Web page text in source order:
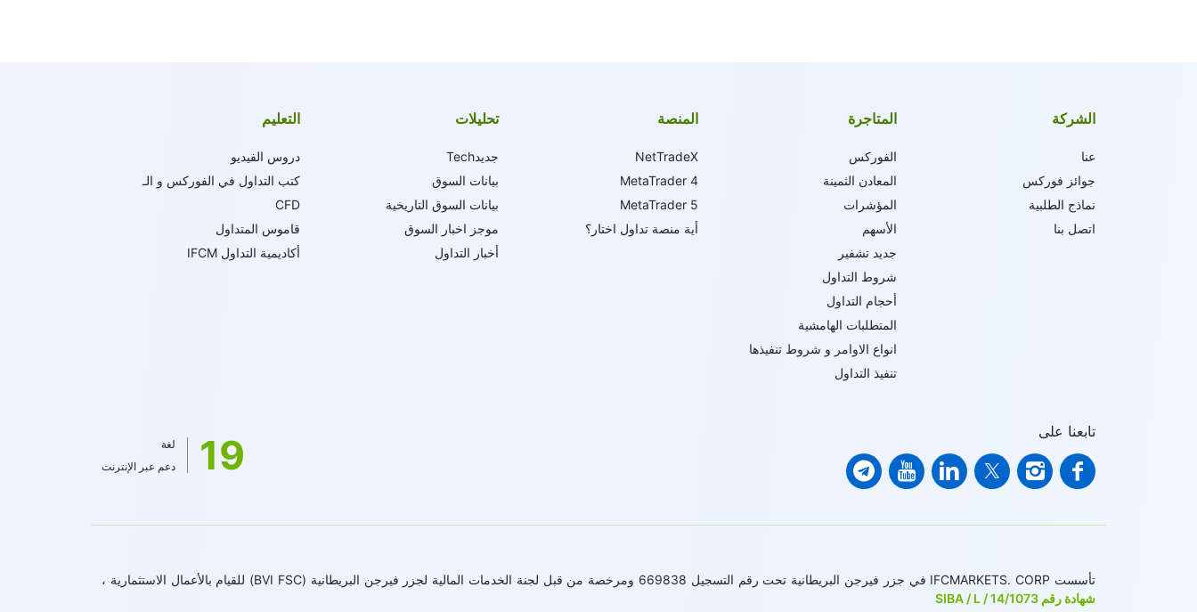
الشركة
عنا
جوائز فوركس
نماذج الطلبية
اتصل بنا
المتاجرة
الفوركس
المعادن الثمينة
المؤشرات
الأسهم
جديد تشفير
شروط التداول
أحجام التداول
المتطلبات الهامشية
انواع الاوامر و شروط تنفيذها
تنفيذ التداول
المنصة
NetTradeX
MetaTrader 4
MetaTrader 5
أية منصة تداول اختار؟
تحليلات
جديدTech
بيانات السوق
بيانات السوق التاريخية
موجز اخبار السوق
أخبار التداول
التعليم
دروس الفيديو
كتب التداول في الفوركس و الـ
CFD
قاموس المتداول
أكاديمية التداول IFCM
تابعنا على 19
لغة
دعم عبر الإنترنت
تأسست IFCMARKETS. CORP في جزر فيرجن البريطانية تحت رقم التسجيل 669838 ومرخصة من قبل لجنة الخدمات المالية لجزر فيرجن البريطانية (BVI FSC) للقيام بالأعمال الاستثمارية ،
شهادة رقم SIBA / L / 14/1073